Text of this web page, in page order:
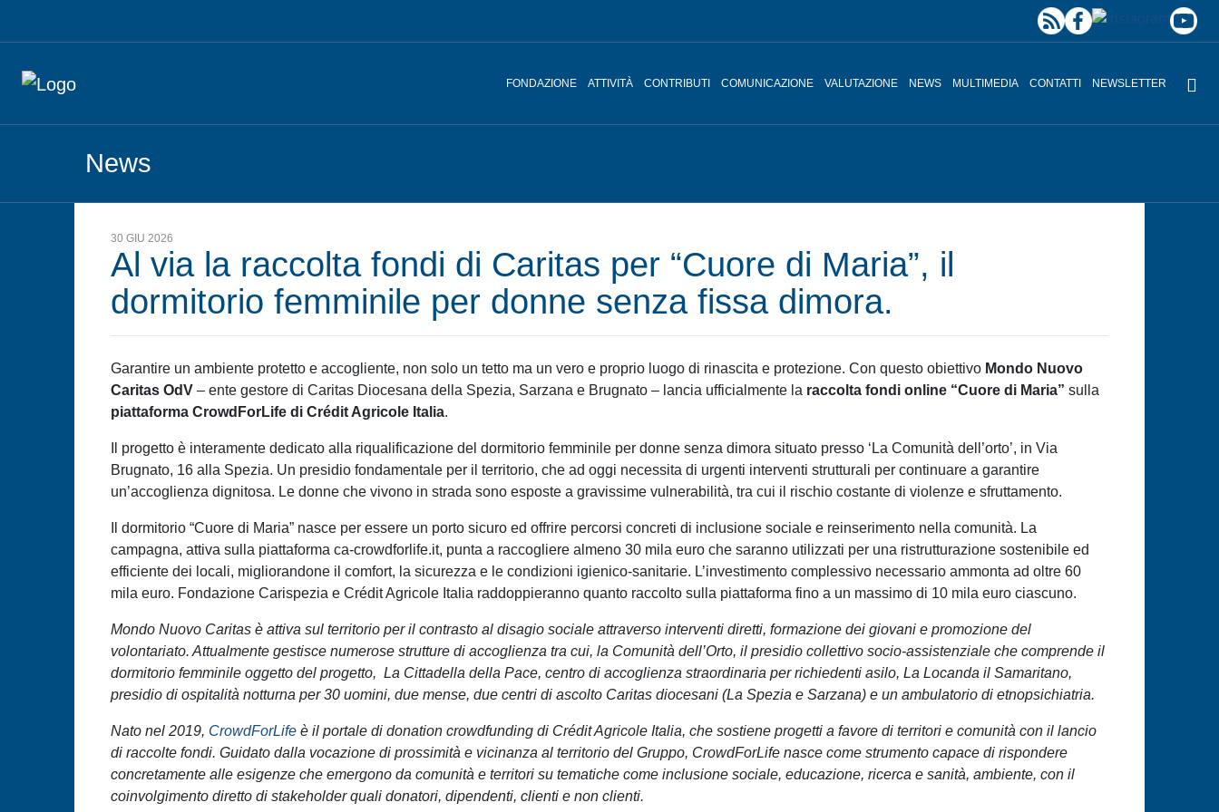
FONDAZIONE ATTIVITÀ CONTRIBUTI COMUNICAZIONE VALUTAZIONE NEWS MULTIMEDIA CONTATTI NEWSLETTER
News
30 GIU 2026
Al via la raccolta fondi di Caritas per “Cuore di Maria”, il
dormitorio femminile per donne senza fissa dimora.
Garantire un ambiente protetto e accogliente, non solo un tetto ma un vero e proprio luogo di rinascita e protezione. Con questo obiettivo Mondo Nuovo
Caritas OdV – ente gestore di Caritas Diocesana della Spezia, Sarzana e Brugnato – lancia ufficialmente la raccolta fondi online “Cuore di Maria” sulla
piattaforma CrowdForLife di Crédit Agricole Italia.
Il progetto è interamente dedicato alla riqualificazione del dormitorio femminile per donne senza dimora situato presso ‘La Comunità dell’orto’, in Via
Brugnato, 16 alla Spezia. Un presidio fondamentale per il territorio, che ad oggi necessita di urgenti interventi strutturali per continuare a garantire
un’accoglienza dignitosa. Le donne che vivono in strada sono esposte a gravissime vulnerabilità, tra cui il rischio costante di violenze e sfruttamento.
Il dormitorio “Cuore di Maria” nasce per essere un porto sicuro ed offrire percorsi concreti di inclusione sociale e reinserimento nella comunità. La
campagna, attiva sulla piattaforma ca-crowdforlife.it, punta a raccogliere almeno 30 mila euro che saranno utilizzati per una ristrutturazione sostenibile ed
efficiente dei locali, migliorandone il comfort, la sicurezza e le condizioni igienico-sanitarie. L’investimento complessivo necessario ammonta ad oltre 60
mila euro. Fondazione Carispezia e Crédit Agricole Italia raddoppieranno quanto raccolto sulla piattaforma fino a un massimo di 10 mila euro ciascuno.
Mondo Nuovo Caritas è attiva sul territorio per il contrasto al disagio sociale attraverso interventi diretti, formazione dei giovani e promozione del
volontariato. Attualmente gestisce numerose strutture di accoglienza tra cui, la Comunità dell’Orto, il presidio collettivo socio-assistenziale che comprende il
dormitorio femminile oggetto del progetto, La Cittadella della Pace, centro di accoglienza straordinaria per richiedenti asilo, La Locanda il Samaritano,
presidio di ospitalità notturna per 30 uomini, due mense, due centri di ascolto Caritas diocesani (La Spezia e Sarzana) e un ambulatorio di etnopsichiatria.
Nato nel 2019, CrowdForLife è il portale di donation crowdfunding di Crédit Agricole Italia, che sostiene progetti a favore di territori e comunità con il lancio
di raccolte fondi. Guidato dalla vocazione di prossimità e vicinanza al territorio del Gruppo, CrowdForLife nasce come strumento capace di rispondere
concretamente alle esigenze che emergono da comunità e territori su tematiche come inclusione sociale, educazione, ricerca e sanità, ambiente, con il
coinvolgimento diretto di stakeholder quali donatori, dipendenti, clienti e non clienti.